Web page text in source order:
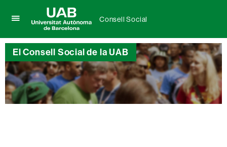
per
desplegar
el
menú
de
Consell
Social
Universitat
Autònoma
de
Barcelona
Consell Social
El Consell Social de la UAB